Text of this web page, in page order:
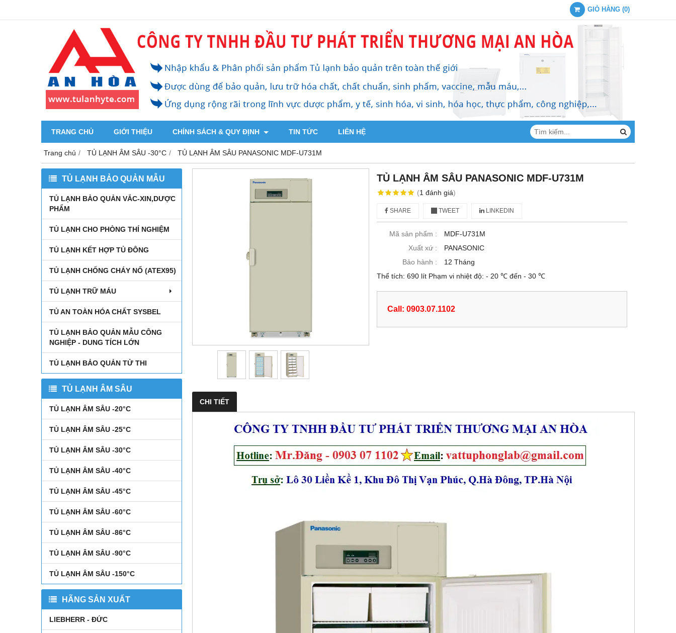
GIỎ HÀNG (0)
TRANG CHỦ GIỚI THIỆU CHÍNH SÁCH & QUY ĐỊNH TIN TỨC LIÊN HỆ
Trang chủ TỦ LẠNH ÂM SÂU -30°C TỦ LẠNH ÂM SÂU PANASONIC MDF-U731M
TỦ LẠNH BẢO QUẢN MẪU
TỦ LẠNH BẢO QUẢN VẮC-XIN,DƯỢC
PHẨM
TỦ LẠNH CHO PHÒNG THÍ NGHIỆM
TỦ LẠNH KẾT HỢP TỦ ĐÔNG
TỦ LẠNH CHỐNG CHÁY NỔ (ATEX95)
TỦ LẠNH TRỮ MÁU
TỦ AN TOÀN HÓA CHẤT SYSBEL
TỦ LẠNH BẢO QUẢN MẪU CÔNG
NGHIỆP - DUNG TÍCH LỚN
TỦ LẠNH BẢO QUẢN TỬ THI
TỦ LẠNH ÂM SÂU
TỦ LẠNH ÂM SÂU -20°C
TỦ LẠNH ÂM SÂU -25°C
TỦ LẠNH ÂM SÂU -30°C
TỦ LẠNH ÂM SÂU -40°C
TỦ LẠNH ÂM SÂU -45°C
TỦ LẠNH ÂM SÂU -60°C
TỦ LẠNH ÂM SÂU -86°C
TỦ LẠNH ÂM SÂU -90°C
TỦ LẠNH ÂM SÂU -150°C
HÃNG SẢN XUẤT
LIEBHERR - ĐỨC
TỦ LẠNH ÂM SÂU PANASONIC MDF-U731M
(1 đánh giá)
SHARE TWEET LINKEDIN
Mã sản phẩm :
MDF-U731M
Xuất xứ :
PANASONIC
Bảo hành :
12 Tháng
Thể tích: 690 lít Phạm vi nhiệt độ: - 20 ℃ đến - 30 ℃
Call: 0903.07.1102
CHI TIẾT